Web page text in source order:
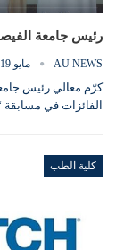
رئيس جامعة
AU NEWS مايو 19, 2025
كرّم معالي رئيس
الفائزات في مسابقة
كلية الطب